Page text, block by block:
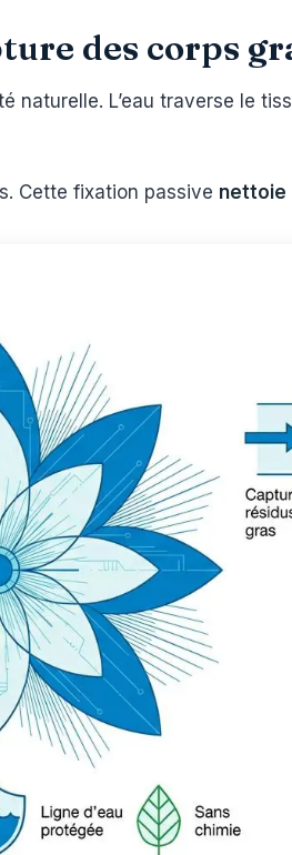
des corps
L’eau traverse le
Cette fixation passive nettoie